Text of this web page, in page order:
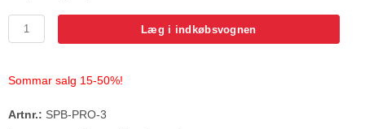
Læg i indkøbsvognen
Sommar salg 15-50%!
Artnr.: SPB-PRO-3